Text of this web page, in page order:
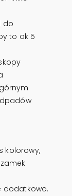
do
to ok 5
kolorowy,
dodatkowo.